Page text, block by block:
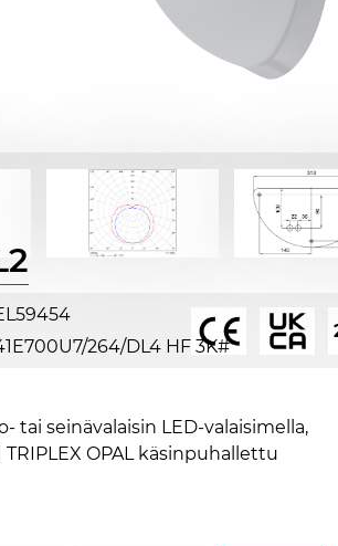
264/DL4 HF 3K#
tai seinävalaisin LED-valaisimella,
TRIPLEX OPAL käsinpuhallettu